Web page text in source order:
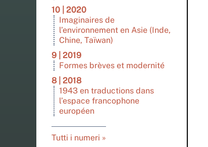
10 | 2020
Imaginaires de
l’environnement en Asie (Inde,
Chine, Taïwan)
9 | 2019
Formes brèves et modernité
8 | 2018
1943 en traductions dans
l’espace francophone
européen
Tutti i numeri